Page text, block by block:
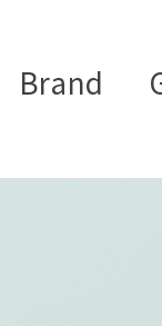
Brand